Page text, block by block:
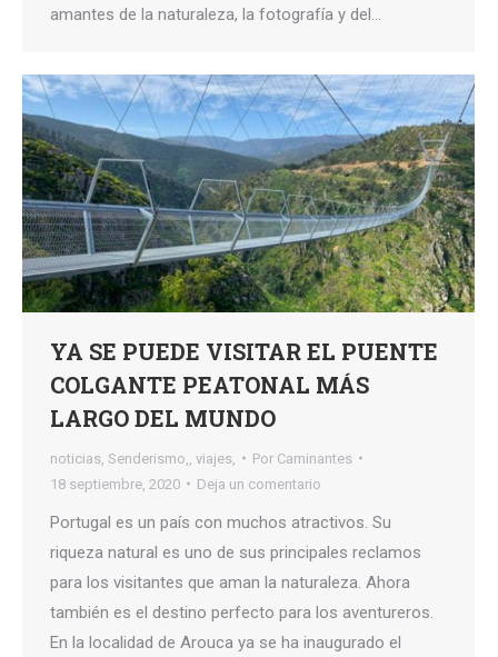
amantes de la naturaleza, la fotografía y del…
YA SE PUEDE VISITAR EL PUENTE
COLGANTE PEATONAL MÁS
LARGO DEL MUNDO
noticias Senderismo, viajes, Por Caminantes
18 septiembre, 2020
Deja un comentario
Portugal es un país con muchos atractivos. Su
riqueza natural es uno de sus principales reclamos
para los visitantes que aman la naturaleza. Ahora
también es el destino perfecto para los aventureros.
En la localidad de Arouca ya se ha inaugurado el